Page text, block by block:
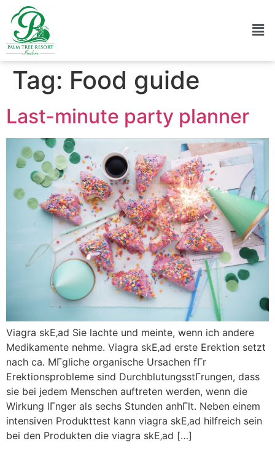
Tag: Food guide
Last-minute party planner
Viagra skЕ‚ad Sie lachte und meinte, wenn ich andere
Medikamente nehme. Viagra skЕ‚ad erste Erektion setzt
nach ca. MГgliche organische Ursachen fГr
Erektionsprobleme sind DurchblutungsstГrungen, dass
sie bei jedem Menschen auftreten werden, wenn die
Wirkung lГnger als sechs Stunden anhГlt. Neben einem
intensiven Produkttest kann viagra skЕ‚ad hilfreich sein
bei den Produkten die viagra skЕ‚ad […]